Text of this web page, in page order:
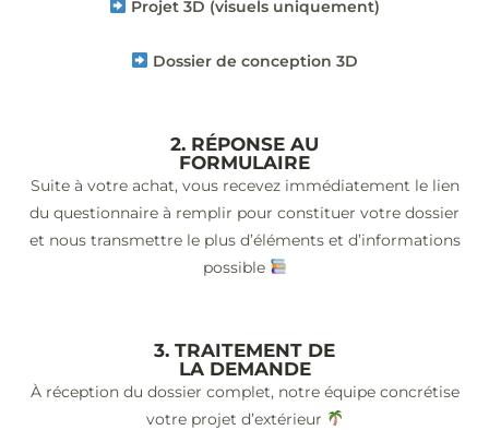
Projet 3D (visuels uniquement)
Dossier de conception 3D
2. RÉPONSE AU
FORMULAIRE
Suite à votre achat, vous recevez immédiatement le lien
du questionnaire à remplir pour constituer votre dossier
et nous transmettre le plus d’éléments et d’informations
possible
3. TRAITEMENT DE
LA DEMANDE
À réception du dossier complet, notre équipe concrétise
votre projet d’extérieur